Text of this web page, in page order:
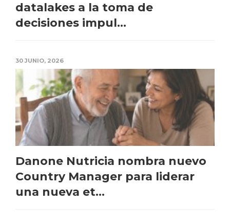
datalakes a la toma de
decisiones impul...
30 JUNIO, 2026
Danone Nutricia nombra nuevo
Country Manager para liderar
una nueva et...